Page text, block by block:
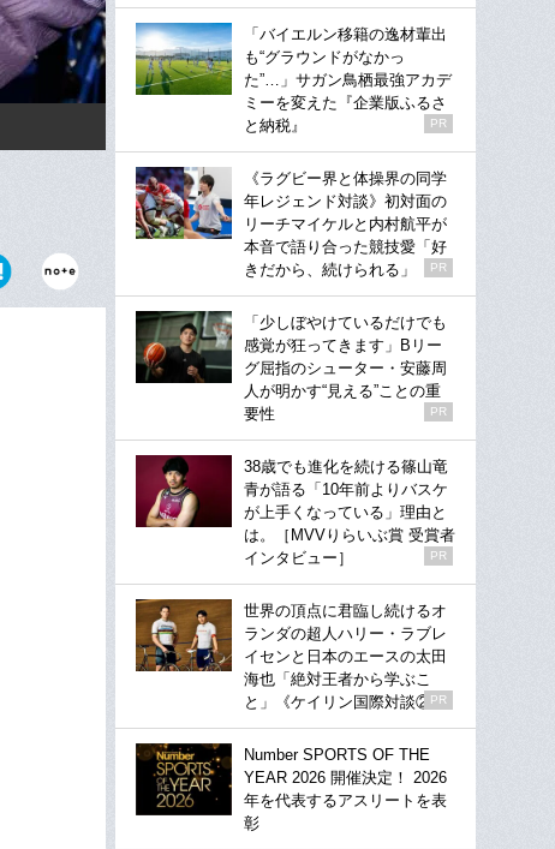
「バイエルン移籍の逸材輩出
も“グラウンドがなかっ
た”…」サガン鳥栖最強アカデ
ミーを変えた『企業版ふるさ
と納税』
PR
《ラグビー界と体操界の同学
年レジェンド対談》初対面の
リーチマイケルと内村航平が
本音で語り合った競技愛「好
きだから、続けられる」
PR
「少しぼやけているだけでも
感覚が狂ってきます」Bリー
グ屈指のシューター・安藤周
人が明かす“見える”ことの重
要性
PR
38歳でも進化を続ける篠山竜
青が語る「10年前よりバスケ
が上手くなっている」理由と
は。［MVVりらいぶ賞 受賞者
インタビュー］
PR
世界の頂点に君臨し続けるオ
ランダの超人ハリー・ラブレ
イセンと日本のエースの太田
海也「絶対王者から学ぶこ
と」《ケイリン国際対談②》
PR
Number SPORTS OF THE
YEAR 2026 開催決定！ 2026
年を代表するアスリートを表
彰